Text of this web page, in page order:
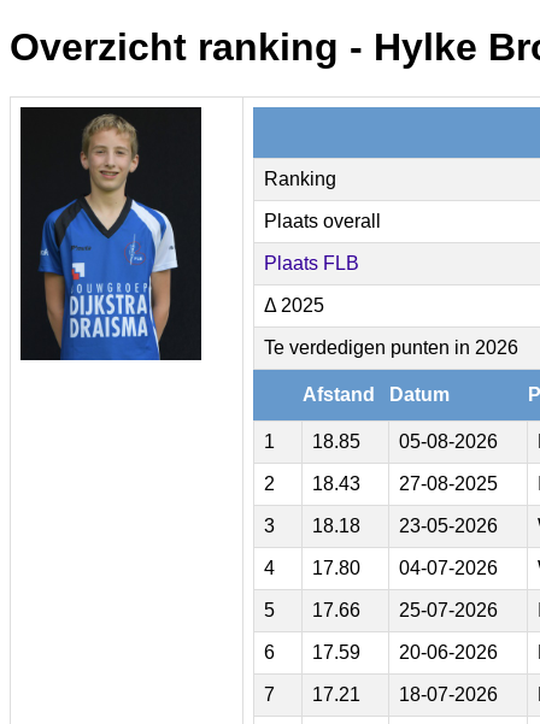
Overzicht ranking - Hylke
Ranking
Plaats overall
Plaats FLB
Δ 2025
Te verdedigen punten in 2026
Afstand Datum
1 18.85 05-08-2026
2 18.43 27-08-2025
3 18.18 23-05-2026
4 17.80 04-07-2026
5 17.66 25-07-2026
6 17.59 20-06-2026
7 17.21 18-07-2026